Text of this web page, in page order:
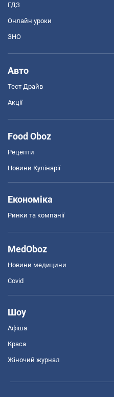
ГДЗ
Онлайн уроки
ЗНО
Авто
Тест Драйв
Акції
Food Oboz
Рецепти
Новини Кулінарії
Економіка
Ринки та компанії
MedOboz
Новини медицини
Covid
Шоу
Афіша
Краса
Жіночий журнал